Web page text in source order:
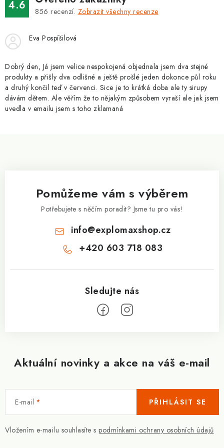
k
v
ý
p
i
s
u
á
n
4.6 856 recenzí. Zobrazit všechny recenze
Eva Pospíšilová
Dobrý den, Já jsem velice nespokojená objednala jsem dva stejné
produkty a přišly dva odlišné a ještě prošlé jeden dokonce půl roku
a druhý končil teď v červenci. Sice je to krátká doba ale ty sirupy
dávám dětem. Ale věřím že to nějakým způsobem vyraší ale jak jsem
uvedla v emailu jsem s toho zklamaná
Aktuální novinky a akce na váš e-mail
E-mail
Vložením e-mailu souhlasíte s podmínkami ochrany osobních údajů
PŘIHLÁSIT SE
Pomůžeme vám s výběrem
Potřebujete s něčím poradit? Jsme tu pro vás!
info@explomaxshop.cz
+420 603 718 083